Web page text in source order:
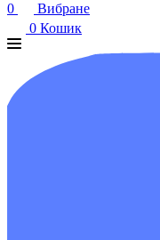
0
Вибране
0 Кошик